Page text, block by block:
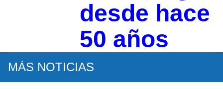
desde hace
50 años
MÁS NOTICIAS